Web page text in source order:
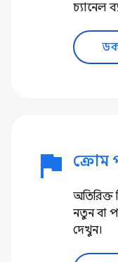
চ্যানেল
flag ক্রোম
নতুন বা
দেখুন।